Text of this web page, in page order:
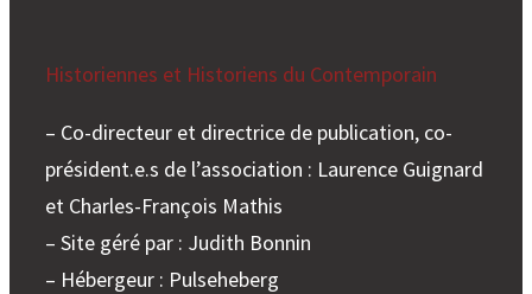
Historiennes et Historiens du Contemporain
– Co-directeur et directrice de publication, co-
président.e.s de l’association : Laurence Guignard
et Charles-François Mathis
– Site géré par : Judith Bonnin
– Hébergeur : Pulseheberg